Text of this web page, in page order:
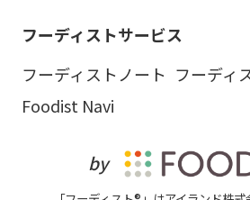
フーディストサービス
フーディストノート フーディ
Foodist Navi
by